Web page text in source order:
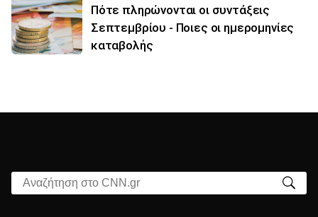
Πότε πληρώνονται οι συντάξεις
Σεπτεμβρίου - Ποιες οι ημερομηνίες
καταβολής
Αναζήτηση στο CNN.gr